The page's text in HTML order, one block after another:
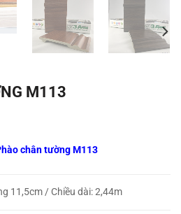
M113
chân tường M113
11,5cm / Chiều dài: 2,44m